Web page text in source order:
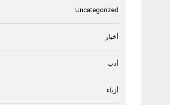
Uncategorized
أخبار
أدب
أزياء